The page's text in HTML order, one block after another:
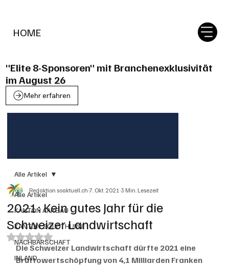
HOME
"Elite 8-Sponsoren" mit Branchenexklusivität
im August 26
Mehr erfahren
Alle Artikel
KANTON AARGAU
KANTON SOLOTHURN
NACHBARSCHAFT
INLAND
Alle Artikel
2021: Kein gutes Jahr für die
Schweizer Landwirtschaft
Redaktion soaktuell.ch7. Okt. 20213 Min. Lesezeit
Mit NaN von 5 Sternen bewertet.
Die Schweizer Landwirtschaft dürfte 2021 eine
Bruttowertschöpfung von 4,1 Milliarden Franken